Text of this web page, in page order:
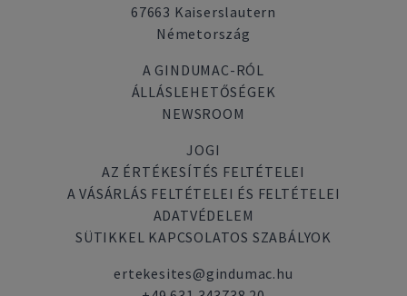
67663 Kaiserslautern
Németország
A GINDUMAC-RÓL
ÁLLÁSLEHETŐSÉGEK
NEWSROOM
JOGI
AZ ÉRTÉKESÍTÉS FELTÉTELEI
A VÁSÁRLÁS FELTÉTELEI ÉS FELTÉTELEI
ADATVÉDELEM
SÜTIKKEL KAPCSOLATOS SZABÁLYOK
ertekesites@gindumac.hu